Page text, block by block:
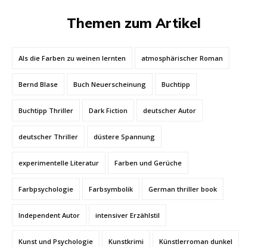
Themen zum Artikel
Als die Farben zu weinen lernten atmosphärischer Roman
Bernd Blase Buch Neuerscheinung Buchtipp
Buchtipp Thriller Dark Fiction deutscher Autor
deutscher Thriller düstere Spannung
experimentelle Literatur Farben und Gerüche
Farbpsychologie Farbsymbolik German thriller book
Independent Autor intensiver Erzählstil
Kunst und Psychologie Kunstkrimi Künstlerroman dunkel